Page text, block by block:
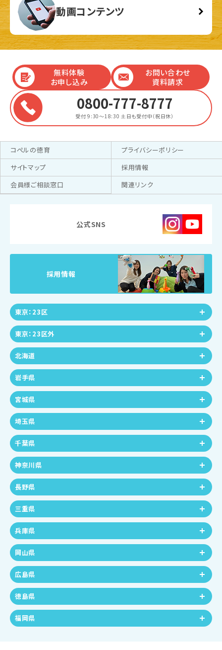
動画コンテンツ
無料体験
お申し込み
お問い合わせ
資料請求
0800-777-8777
受付 9:30～18:30 土日も受付中（祝日休）
コペルの徳育
プライバシーポリシー
サイトマップ
採用情報
会員様ご相談窓口
関連リンク
公式SNS
採用情報
東京：23区
東京：23区外
北海道
岩手県
宮城県
埼玉県
千葉県
神奈川県
長野県
三重県
兵庫県
岡山県
広島県
徳島県
福岡県